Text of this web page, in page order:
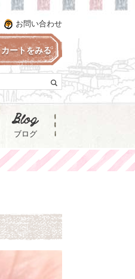
ブログ
お問い合わせ
カートをみる